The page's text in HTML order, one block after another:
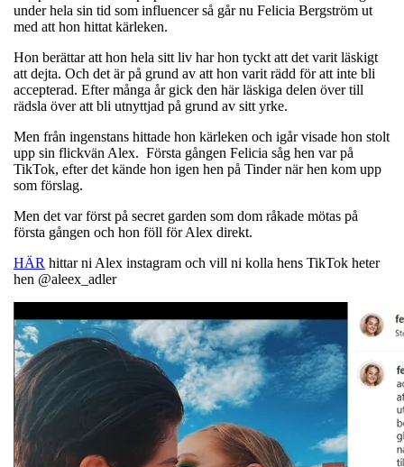
under hela sin tid som influencer så går nu Felicia Bergström ut
med att hon hittat kärleken.
Hon berättar att hon hela sitt liv har hon tyckt att det varit läskigt
att dejta. Och det är på grund av att hon varit rädd för att inte bli
accepterad. Efter många år gick den här läskiga delen över till
rädsla över att bli utnyttjad på grund av sitt yrke.
Men från ingenstans hittade hon kärleken och igår visade hon stolt
upp sin flickvän Alex. Första gången Felicia såg hen var på
TikTok, efter det kände hon igen hen på Tinder när hen kom upp
som förslag.
Men det var först på secret garden som dom råkade mötas på
första gången och hon föll för Alex direkt.
HÄR hittar ni Alex instagram och vill ni kolla hens TikTok heter
hen @aleex_adler